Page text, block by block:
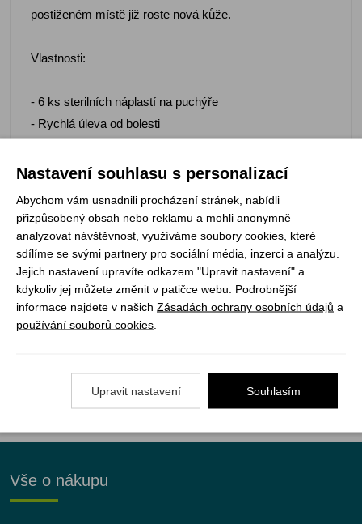
postiženém místě již roste nová kůže.
Vlastnosti:
- 6 ks sterilních náplastí na puchýře
- Rychlá úleva od bolesti
- Pevně drží na svém místě
Parametry:
- hmotnost: 2 g
- rozměr: 69 x 44 mm
Vše o nákupu
Nastavení souhlasu s personalizací
Abychom vám usnadnili procházení stránek, nabídli
přizpůsobený obsah nebo reklamu a mohli anonymně
analyzovat návštěvnost, využíváme soubory cookies, které
sdílíme se svými partnery pro sociální média, inzerci a analýzu.
Jejich nastavení upravíte odkazem "Upravit nastavení" a
kdykoliv jej můžete změnit v patičce webu. Podrobnější
informace najdete v našich Zásadách ochrany osobních údajů a
používání souborů cookies
Upravit nastavení Souhlasím